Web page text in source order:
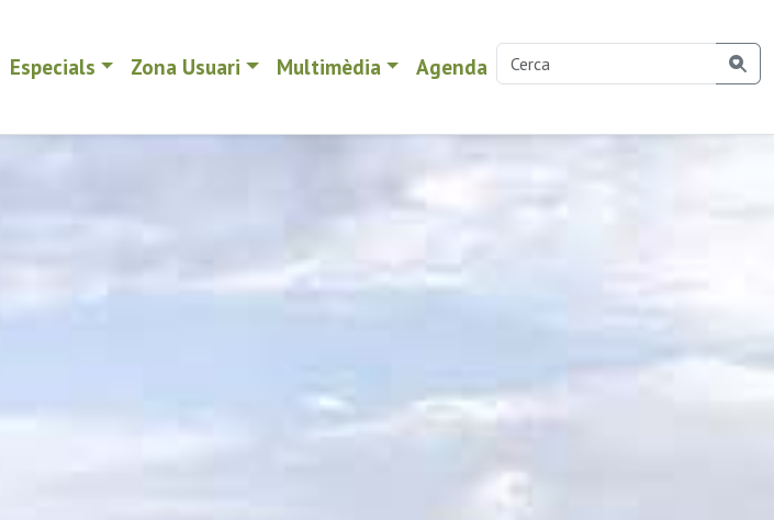
Especials Zona Usuari Multimèdia Agenda